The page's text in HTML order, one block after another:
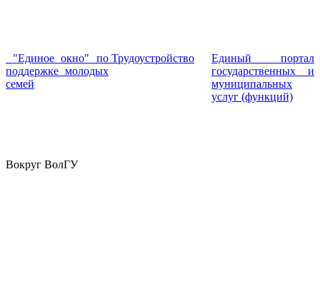
"Единое окно" по
поддержке молодых
семей
Трудоустройство
Единый портал
государственных и
муниципальных
услуг (функций)
Вокруг ВолГУ